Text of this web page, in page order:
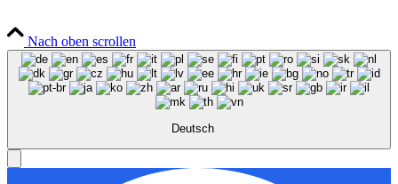
Nach oben scrollen
Deutsch